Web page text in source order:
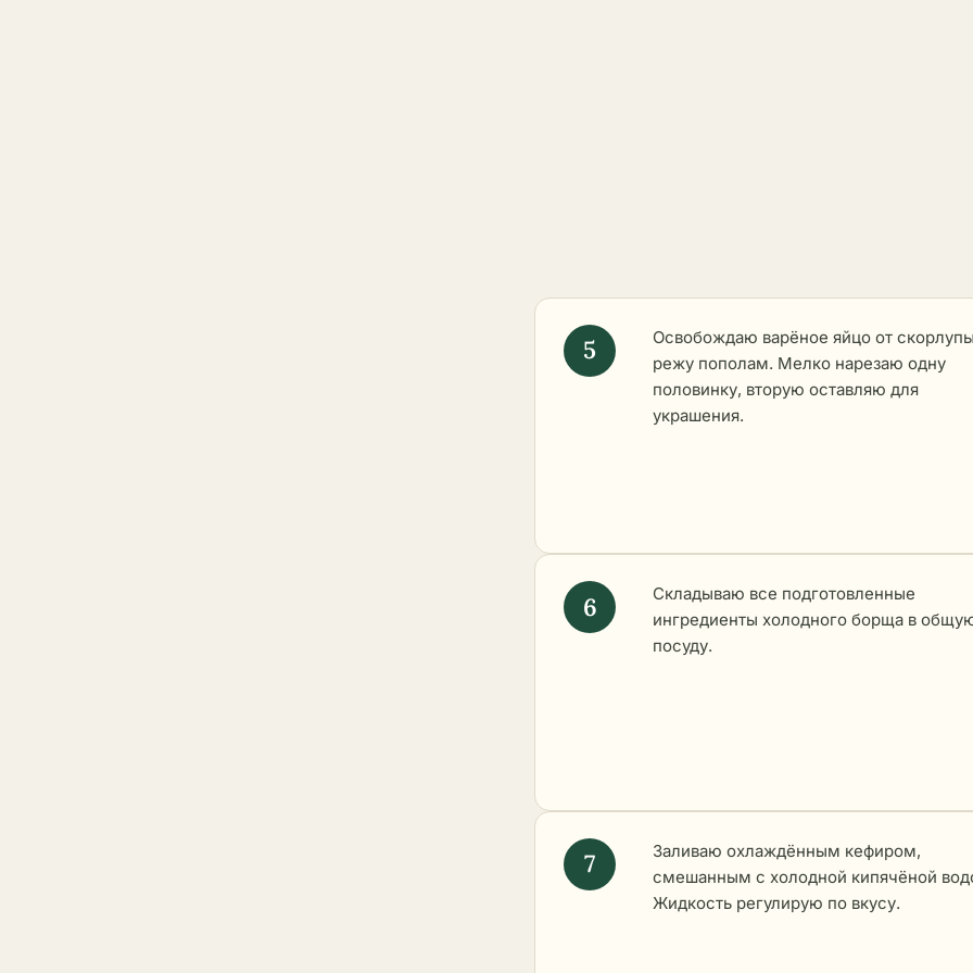
Освобождаю варёное яйцо от
режу пополам. Мелко нарезаю одну
половинку, вторую оставляю для
украшения.
Складываю все подготовленные
ингредиенты холодного борща в
посуду.
Заливаю охлаждённым кефиром,
смешанным с холодной кипячёной
Жидкость регулирую по вкусу.